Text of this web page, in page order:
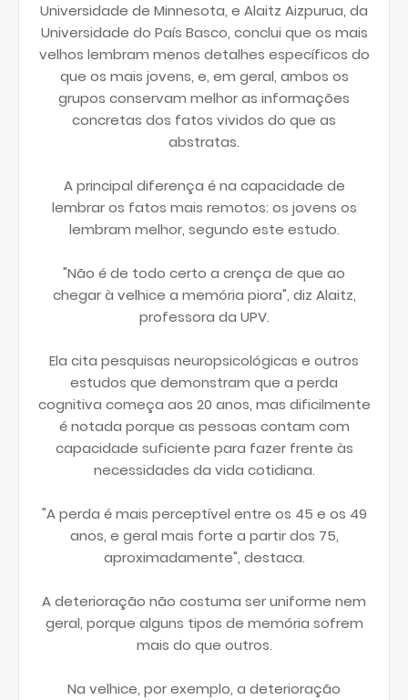
Universidade de Minnesota, e Alaitz Aizpurua, da
Universidade do País Basco, conclui que os mais
velhos lembram menos detalhes específicos do
que os mais jovens, e, em geral, ambos os
grupos conservam melhor as informações
concretas dos fatos vividos do que as
abstratas.
A principal diferença é na capacidade de
lembrar os fatos mais remotos: os jovens os
lembram melhor, segundo este estudo.
"Não é de todo certo a crença de que ao
chegar à velhice a memória piora", diz Alaitz,
professora da UPV.
Ela cita pesquisas neuropsicológicas e outros
estudos que demonstram que a perda
cognitiva começa aos 20 anos, mas dificilmente
é notada porque as pessoas contam com
capacidade suficiente para fazer frente às
necessidades da vida cotidiana.
"A perda é mais perceptível entre os 45 e os 49
anos, e geral mais forte a partir dos 75,
aproximadamente", destaca.
A deterioração não costuma ser uniforme nem
geral, porque alguns tipos de memória sofrem
mais do que outros.
Na velhice, por exemplo, a deterioração